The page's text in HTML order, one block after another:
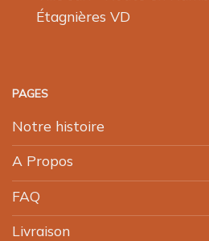
Étagnières VD
PAGES
Notre histoire
A Propos
FAQ
Livraison